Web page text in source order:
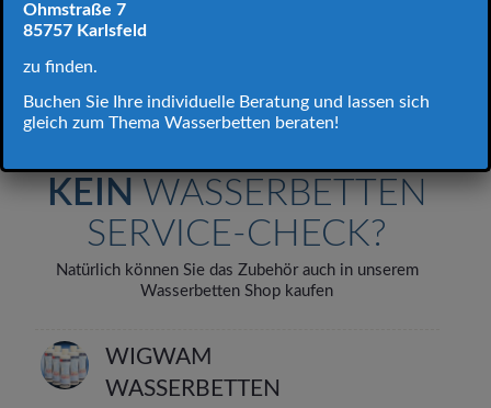
KEINWASSERBETTEN
SERVICE-CHECK?
Natürlich können Sie das Zubehör auch in unserem
Wasserbetten Shop kaufen
WIGWAM
WASSERBETTEN
Ohmstraße 7
85757 Karlsfeld
zu finden.
Buchen Sie Ihre individuelle Beratung und lassen sich
gleich zum Thema Wasserbetten beraten!